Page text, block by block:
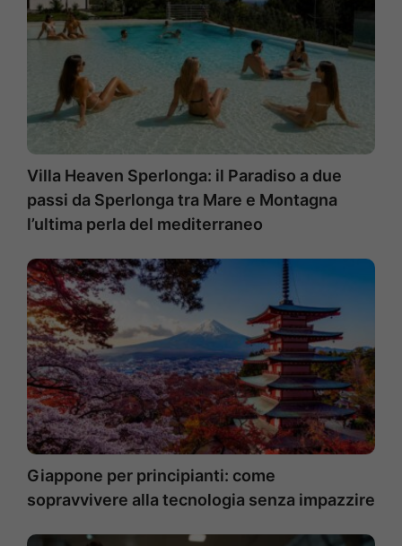
Villa Heaven Sperlonga: il Paradiso a due
passi da Sperlonga tra Mare e Montagna
l’ultima perla del mediterraneo
Giappone per principianti: come
sopravvivere alla tecnologia senza impazzire